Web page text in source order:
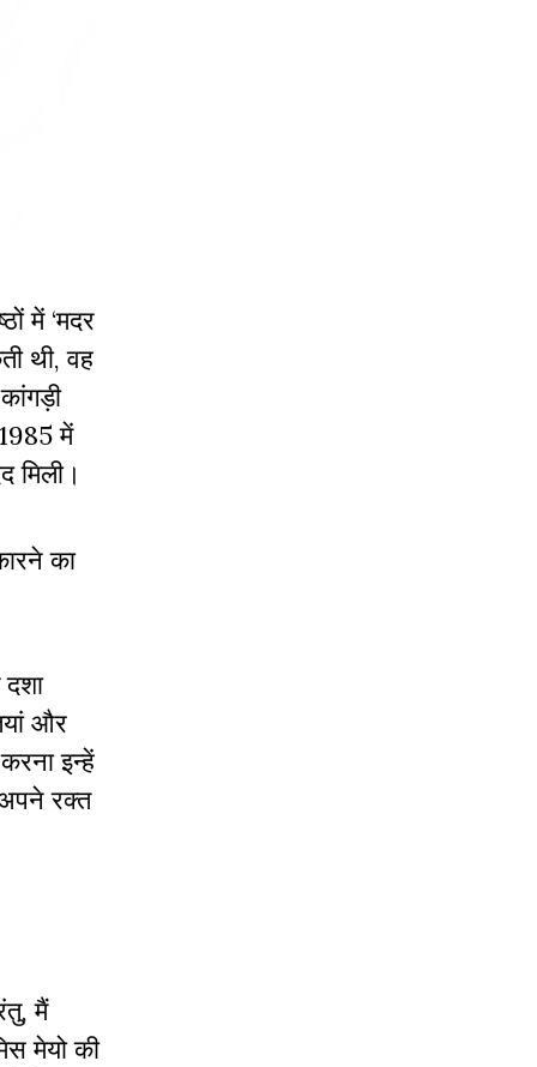
में ‘मदर
थी,वह
कांगड़ी
1985में
मिली।
का
और
इन्हें
रक्त
,मैं
मेयो की